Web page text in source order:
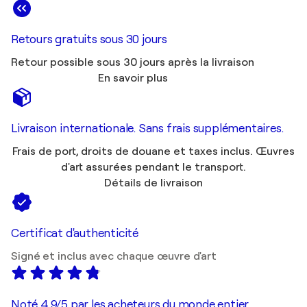
Retours gratuits sous 30 jours
Retour possible sous 30 jours après la livraison
En savoir plus
Livraison internationale. Sans frais supplémentaires.
Frais de port, droits de douane et taxes inclus. Œuvres
d'art assurées pendant le transport.
Détails de livraison
Certificat d'authenticité
Signé et inclus avec chaque œuvre d'art